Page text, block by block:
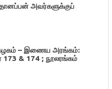
தானப்பன் அவர்களுக்குப்
கழகம் – இணைய அரங்கம்:
& 174 ; நூலரங்கம்